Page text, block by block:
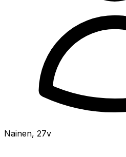
Nainen, 27v